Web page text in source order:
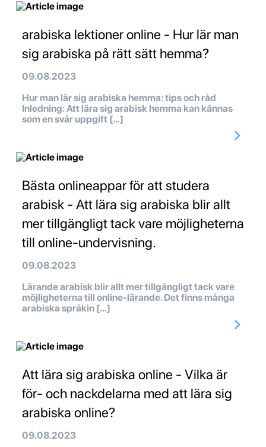
arabiska lektioner online - Hur lär man
sig arabiska på rätt sätt hemma?
09.08.2023
Hur man lär sig arabiska hemma: tips och råd
Inledning: Att lära sig arabisk hemma kan kännas
som en svår uppgift […]
Bästa onlineappar för att studera
arabisk - Att lära sig arabiska blir allt
mer tillgängligt tack vare möjligheterna
till online-undervisning.
09.08.2023
Lärande arabisk blir allt mer tillgängligt tack vare
möjligheterna till online-lärande. Det finns många
arabiska språkin […]
Att lära sig arabiska online - Vilka är
för- och nackdelarna med att lära sig
arabiska online?
09.08.2023